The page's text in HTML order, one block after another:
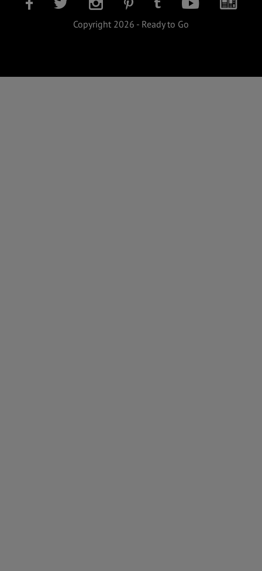
Copyright 2026 - Ready to Go